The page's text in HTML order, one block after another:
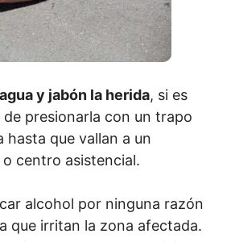
y jabón la herida, si es
presionarla con un trapo
hasta que vallan a un
centro asistencial.
alcohol por ninguna razón
que irritan la zona afectada.